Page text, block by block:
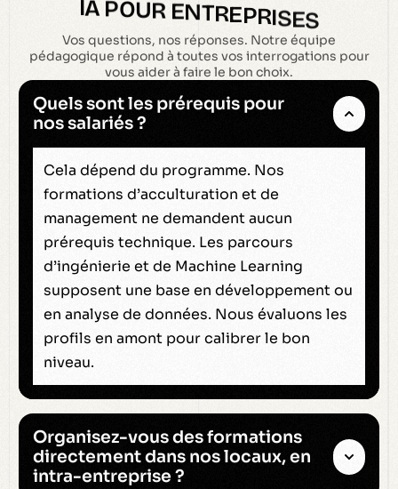
A POUR ENTREPRISES
Vos questions, nos réponses. Notre équipe
pédagogique répond à toutes vos interrogations pour
vous aider à faire le bon choix.
Quels sont les prérequis pour
nos salariés ?
Cela dépend du programme. Nos
formations d’acculturation et de
management ne demandent aucun
prérequis technique. Les parcours
d’ingénierie et de Machine Learning
supposent une base en développement ou
en analyse de données. Nous évaluons les
profils en amont pour calibrer le bon
niveau.
Organisez-vous des formations
directement dans nos locaux, en
intra-entreprise ?